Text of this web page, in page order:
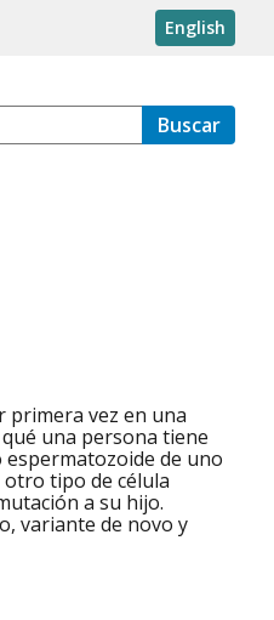
English
Buscar
primera vez en una
una persona tiene
de uno
otro tipo de célula
a su hijo.
variante de novo y